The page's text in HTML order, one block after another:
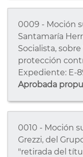
0009 - Moción
Santamaría
Socialista,
protección
Expediente: E-
Aprobada
0010 - Moción
Grezzi, del
"retirada del